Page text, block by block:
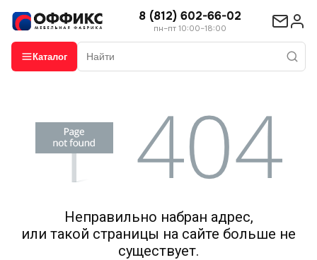
8 (812) 602-66-02
пн–пт 10:00–18:00
Каталог
Неправильно набран адрес,
или такой страницы на сайте больше не
существует.